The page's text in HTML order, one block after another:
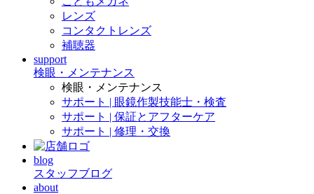
レンズ
コンタクトレンズ
補聴器
support
検眼・メンテナンス
検眼・メンテナンス
サポート | 眼鏡作製技能士・検査
サポート | 保証とアフターケア
サポート | 修理・交換
blog
スタッフブログ
about